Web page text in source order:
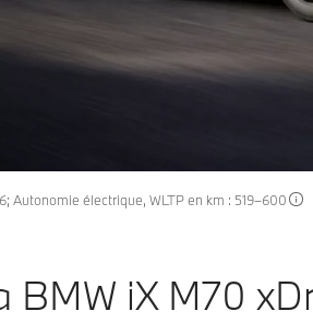
Autonomie électrique, WLTP en km : 519–600
BMW iX M70